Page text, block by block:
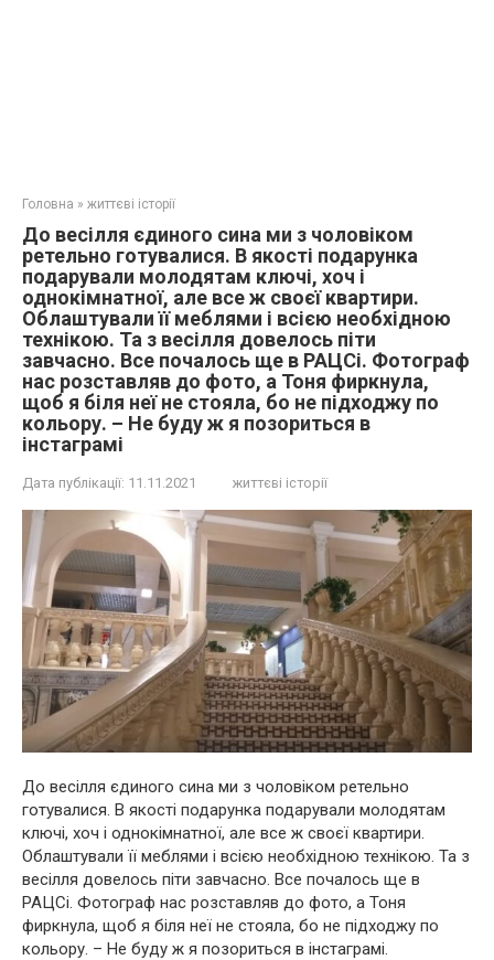
Головна » життєві історії
До весілля єдиного сина ми з чоловіком
ретельно готувалися. В якості подарунка
подарували молодятам ключі, хоч і
однокімнатної, але все ж своєї квартири.
Облаштували її меблями і всією необхідною
технікою. Та з весілля довелось піти
завчасно. Все почалось ще в РАЦСі. Фотограф
нас розставляв до фото, а Тоня фиркнула,
щоб я біля неї не стояла, бо не підходжу по
кольору. – Не буду ж я позориться в
інстаграмі
Дата публікації: 11.11.2021 життєві історії
До весілля єдиного сина ми з чоловіком ретельно
готувалися. В якості подарунка подарували молодятам
ключі, хоч і однокімнатної, але все ж своєї квартири.
Облаштували її меблями і всією необхідною технікою. Та з
весілля довелось піти завчасно. Все почалось ще в
РАЦСі. Фотограф нас розставляв до фото, а Тоня
фиркнула, щоб я біля неї не стояла, бо не підходжу по
кольору. – Не буду ж я позориться в інстаграмі.